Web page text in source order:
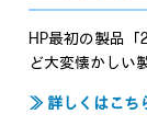
HP最初の製品
ど大変懐かしい
≫ 詳しくはこち